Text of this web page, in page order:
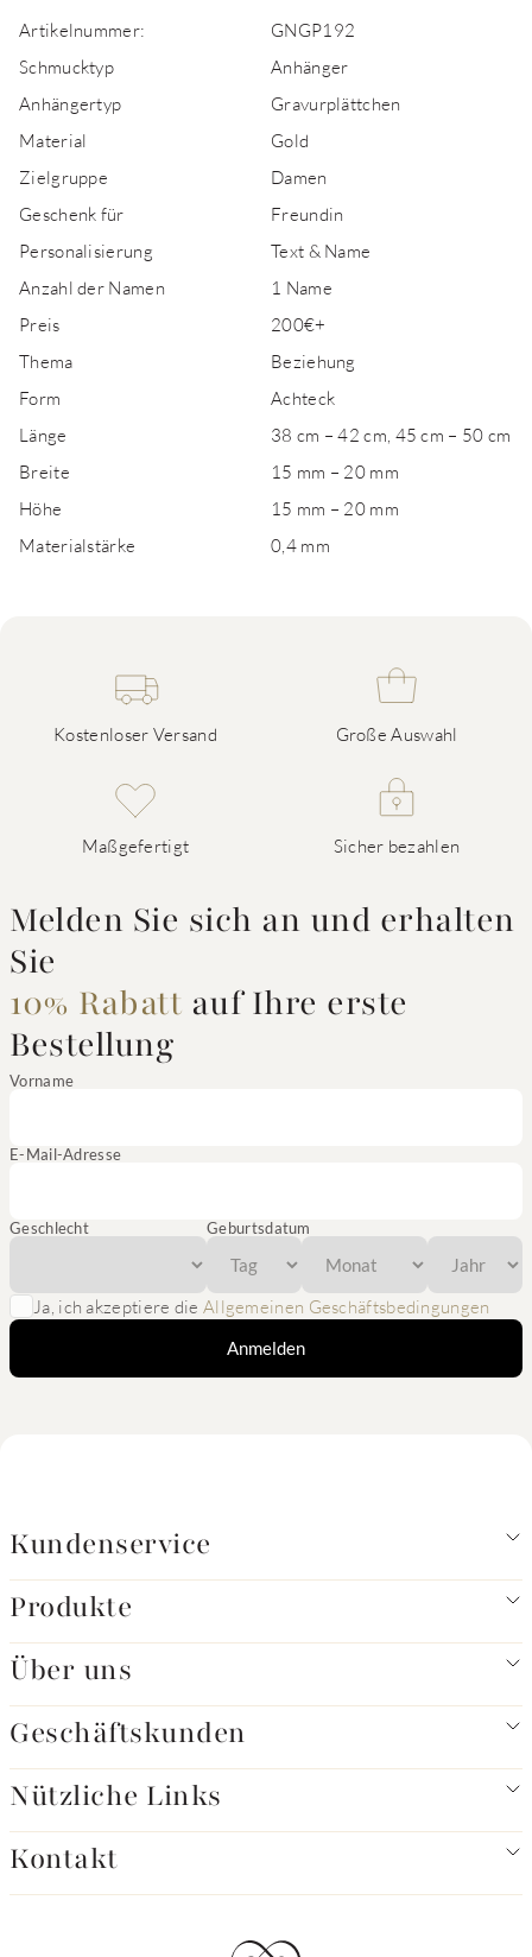
Artikelnummer:
GNGP192
Schmucktyp
Anhänger
Anhängertyp
Gravurplättchen
Material
Gold
Zielgruppe
Damen
Geschenk für
Freundin
Personalisierung
Text & Name
Anzahl der Namen
1 Name
Preis
200€+
Thema
Beziehung
Form
Achteck
Länge
38 cm – 42 cm, 45 cm – 50 cm
Breite
15 mm – 20 mm
Höhe
15 mm – 20 mm
Materialstärke
0,4 mm
Kostenloser Versand Große Auswahl
Maßgefertigt Sicher bezahlen
Melden Sie sich an und erhalten
Sie
10% Rabatt auf Ihre erste
Bestellung
Vorname
E-Mail-Adresse
Geschlecht Geburtsdatum
Ja, ich akzeptiere die Allgemeinen Geschäftsbedingungen
Anmelden
Kundenservice
Produkte
Über uns
Geschäftskunden
Nützliche Links
Kontakt